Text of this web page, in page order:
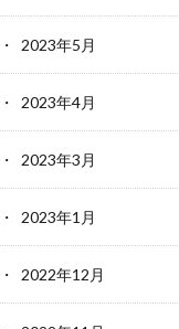
2023年5月
2023年4月
2023年3月
2023年1月
2022年12月